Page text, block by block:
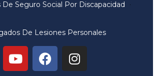
Seguro Social Por Discapacidad
De Lesiones Personales